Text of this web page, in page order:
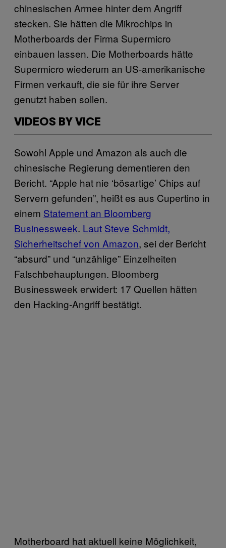
chinesischen Armee hinter dem Angriff
stecken. Sie hätten die Mikrochips in
Motherboards der Firma Supermicro
einbauen lassen. Die Motherboards hätte
Supermicro wiederum an US-amerikanische
Firmen verkauft, die sie für ihre Server
genutzt haben sollen.
VIDEOS BY VICE
Sowohl Apple und Amazon als auch die
chinesische Regierung dementieren den
Bericht. “Apple hat nie ‘bösartige’ Chips auf
Servern gefunden”, heißt es aus Cupertino in
einem Statement an Bloomberg
Businessweek. Laut Steve Schmidt,
Sicherheitschef von Amazon, sei der Bericht
“absurd” und “unzählige” Einzelheiten
Falschbehauptungen. Bloomberg
Businessweek erwidert: 17 Quellen hätten
den Hacking-Angriff bestätigt.
Motherboard hat aktuell keine Möglichkeit,